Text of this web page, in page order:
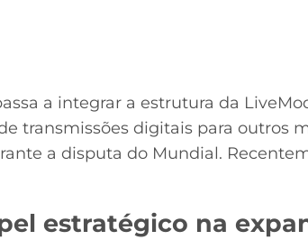
a integrar a estrutura da
transmissões digitais para outros
a disputa do Mundial.
estratégico na